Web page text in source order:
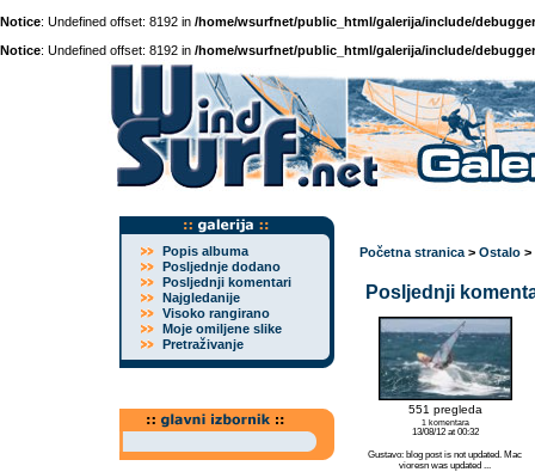
Notice: Undefined offset: 8192 in /home/wsurfnet/public_html/galerija/include/
Notice: Undefined offset: 8192 in /home/wsurfnet/public_html/galerija/include/
Popis albuma
Posljednje dodano
Posljednji komentari
Najgledanije
Visoko rangirano
Moje omiljene slike
Pretraživanje
Početna stranica > Ostalo >
Posljednji
551 pregleda
1 komentara
13/08/12 at 00:32
Gustavo: blog post is not updated. Mac
vioresn was updated ...